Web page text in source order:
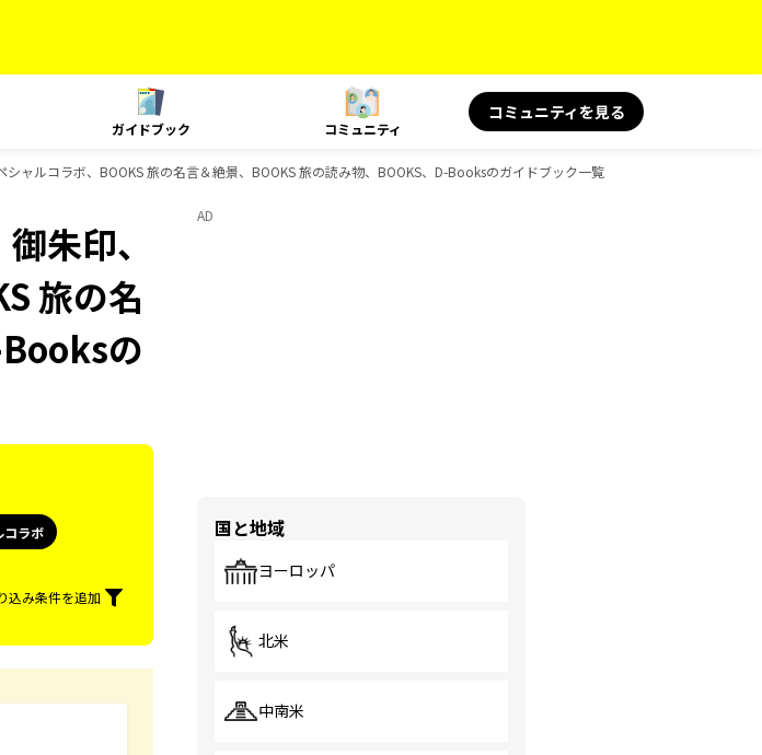
ガイドブック コミュニティ
コミュニティを見る
ャルコラボ、BOOKS 旅の名言＆絶景、BOOKS 旅の読み物、BOOKS、D-Booksのガイドブック一覧
朱印、
旅の名
の
コラボ
込み条件を追加
AD
国と地域
ヨーロッパ
北米
中南米